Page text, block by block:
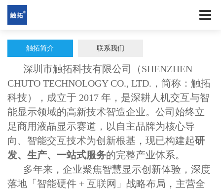
触拓简介 联系我们
深圳市触拓科技有限公司（SHENZHEN
CHUTO TECHNOLOGY CO., LTD.，简称：触拓
科技），成立于 2017 年，是深耕人机交互与智
能显示领域的高新技术智造企业。公司始终立
足商用液晶显示赛道，以自主品牌为核心导
向、智能交互技术为创新根基，现已构建起研
发、生产、一站式服务的完整产业体系。
多年来，企业聚焦智慧显示创新体验，深度
落地「智能硬件 + 互联网」战略布局，主营全